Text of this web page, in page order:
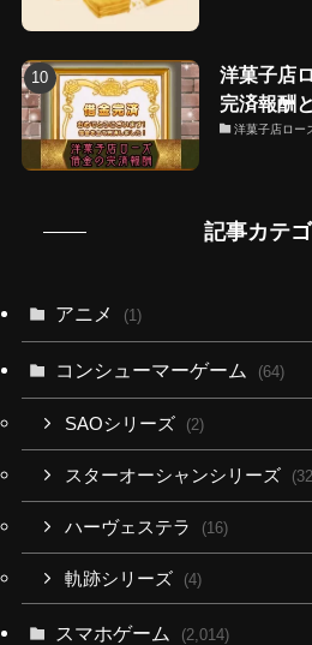
洋菓子店
完済報酬
洋菓子店ロー
記事カテ
アニメ (1)
コンシューマーゲーム (64)
SAOシリーズ (2)
スターオーシャンシリーズ
ハーヴェステラ (16)
軌跡シリーズ (4)
スマホゲーム (2,014)